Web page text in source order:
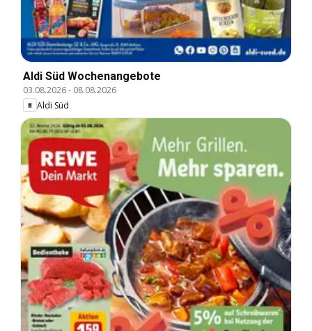
Aldi Süd Wochenangebote
03.08.2026- 08.08.2026
Aldi Süd